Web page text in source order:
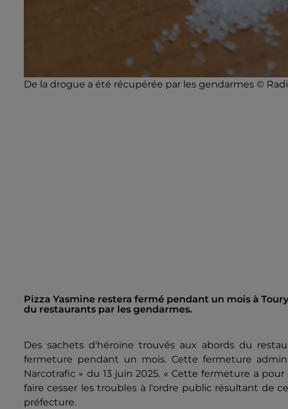
De la drogue a été récupérée par les gendarmes ©
Pizza Yasmine restera fermé pendant un mois à
du restaurants par les gendarmes.
Des sachets d'héroïne trouvés aux abords du
fermeture pendant un mois. Cette fermeture
Narcotrafic » du 13 juin 2025. « Cette fermeture a
faire cesser les troubles à l'ordre public résultant de
préfecture.